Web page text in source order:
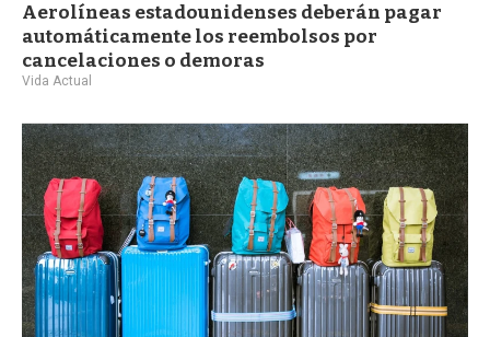
Aerolíneas estadounidenses deberán pagar
automáticamente los reembolsos por
cancelaciones o demoras
Vida Actual